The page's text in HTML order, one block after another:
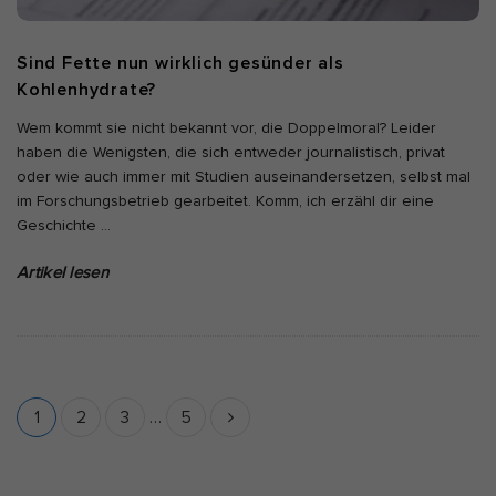
Sind Fette nun wirklich gesünder als
Kohlenhydrate?
Wem kommt sie nicht bekannt vor, die Doppelmoral? Leider
haben die Wenigsten, die sich entweder journalistisch, privat
oder wie auch immer mit Studien auseinandersetzen, selbst mal
im Forschungsbetrieb gearbeitet. Komm, ich erzähl dir eine
Geschichte …
Artikel lesen
S
e
1 2 3 … 5